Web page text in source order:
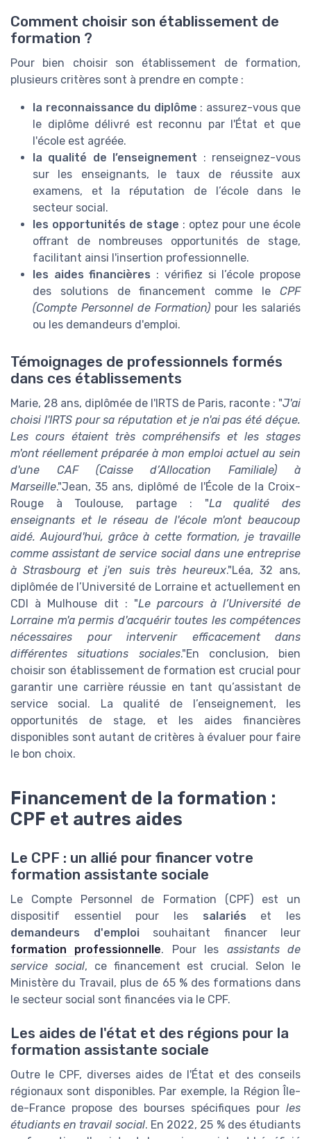
Comment choisir son établissement de
formation ?
Pour bien choisir son établissement de formation,
plusieurs critères sont à prendre en compte :
la reconnaissance du diplôme : assurez-vous que
le diplôme délivré est reconnu par l'État et que
l'école est agréée.
la qualité de l’enseignement : renseignez-vous
sur les enseignants, le taux de réussite aux
examens, et la réputation de l’école dans le
secteur social.
les opportunités de stage : optez pour une école
offrant de nombreuses opportunités de stage,
facilitant ainsi l'insertion professionnelle.
les aides financières : vérifiez si l’école propose
des solutions de financement comme le CPF
(Compte Personnel de Formation) pour les salariés
ou les demandeurs d'emploi.
Témoignages de professionnels formés
dans ces établissements
Marie, 28 ans, diplômée de l'IRTS de Paris, raconte : "J'ai
choisi l'IRTS pour sa réputation et je n'ai pas été déçue.
Les cours étaient très compréhensifs et les stages
m'ont réellement préparée à mon emploi actuel au sein
d'une CAF (Caisse d’Allocation Familiale) à
Marseille."Jean, 35 ans, diplômé de l'École de la Croix-
Rouge à Toulouse, partage : "La qualité des
enseignants et le réseau de l'école m'ont beaucoup
aidé. Aujourd'hui, grâce à cette formation, je travaille
comme assistant de service social dans une entreprise
à Strasbourg et j'en suis très heureux."Léa, 32 ans,
diplômée de l’Université de Lorraine et actuellement en
CDI à Mulhouse dit : "Le parcours à l’Université de
Lorraine m'a permis d'acquérir toutes les compétences
nécessaires pour intervenir efficacement dans
différentes situations sociales."En conclusion, bien
choisir son établissement de formation est crucial pour
garantir une carrière réussie en tant qu’assistant de
service social. La qualité de l’enseignement, les
opportunités de stage, et les aides financières
disponibles sont autant de critères à évaluer pour faire
le bon choix.
Financement de la formation :
CPF et autres aides
Le CPF : un allié pour financer votre
formation assistante sociale
Le Compte Personnel de Formation (CPF) est un
dispositif essentiel pour les salariés et les
demandeurs d'emploisouhaitant financer leur
formation professionnelle. Pour les assistants de
service social, ce financement est crucial. Selon le
Ministère du Travail, plus de 65 % des formations dans
le secteur social sont financées via le CPF.
Les aides de l'état et des régions pour la
formation assistante sociale
Outre le CPF, diverses aides de l'État et des conseils
régionaux sont disponibles. Par exemple, la Région Île-
de-France propose des bourses spécifiques pour les
étudiants en travail social. En 2022, 25 % des étudiants